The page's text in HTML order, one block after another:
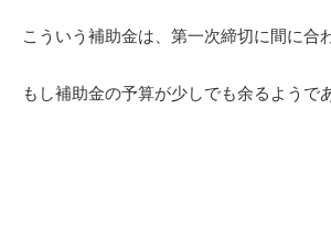
こういう補助金は、第一次締切に間に
もし補助金の予算が少しでも余るよう